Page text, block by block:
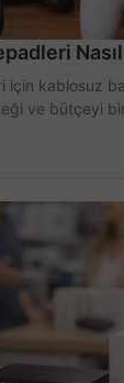
için kablosuz
ve bütçeyi